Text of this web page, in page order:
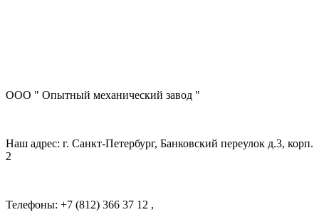
ООО " Опытный механический завод "
Наш адрес: г. Санкт-Петербург, Банковский переулок д.3, корп.
2
Телефоны: +7 (812) 366 37 12 ,